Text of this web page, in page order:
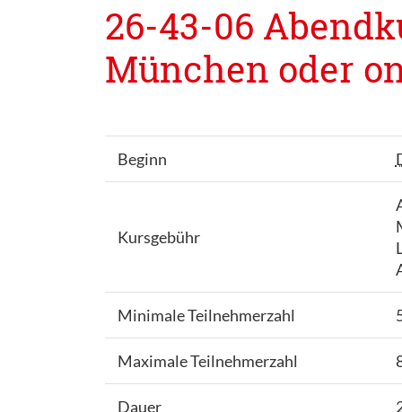
26-43-06
München oder
Beginn
Kursgebühr
Minimale Teilnehmerzahl
Maximale Teilnehmerzahl
Dauer